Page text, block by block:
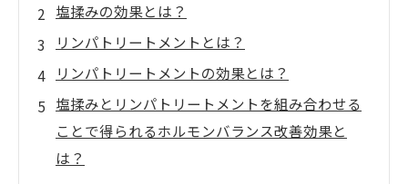
塩揉みの効果とは？
リンパトリートメントとは？
リンパトリートメントの効果とは？
塩揉みとリンパトリートメントを組み合わせる
ことで得られるホルモンバランス改善効果と
は？